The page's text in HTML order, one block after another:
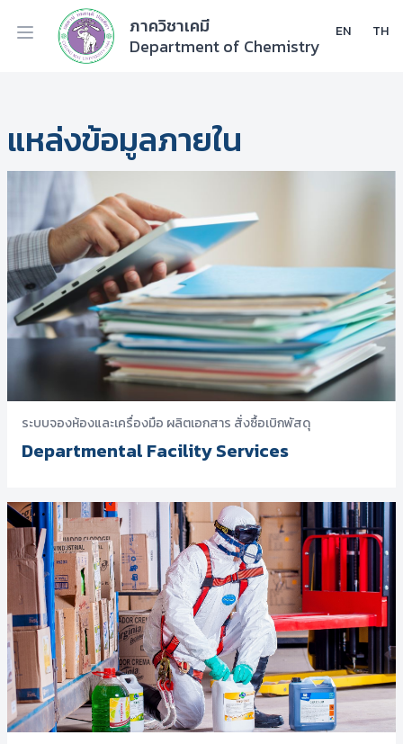
ภาควิชาเคมี
Department of Chemistry
EN TH
แหล่งข้อมูลภายใน
ระบบจองห้องและเครื่องมือ ผลิตเอกสาร สั่งซื้อเบิกพัสดุ
Departmental Facility Services